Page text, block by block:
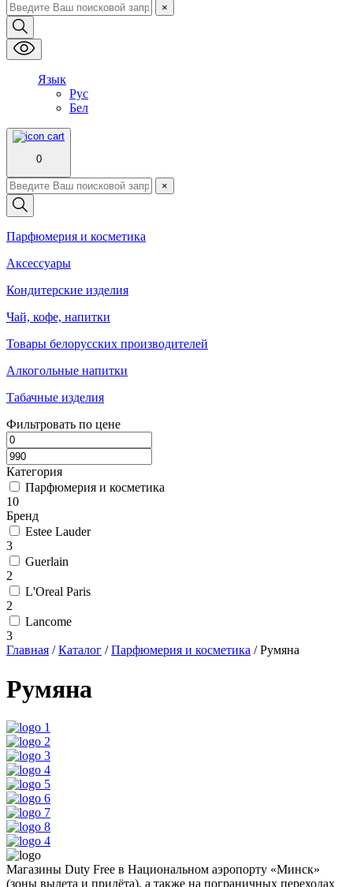
×
Язык
Рус
Бел
0
×
Парфюмерия и косметика
Аксессуары
Кондитерские изделия
Чай, кофе, напитки
Товары белорусских производителей
Алкогольные напитки
Табачные изделия
Фильтровать по цене
Категория
Парфюмерия и косметика
10
Бренд
Estee Lauder
3
Guerlain
2
L'Oreal Paris
2
Lancome
3
Главная /Каталог /Парфюмерия и косметика /Румяна
Румяна
Магазины Duty Free в Национальном аэропорту «Минск»
(зоны вылета и прилёта), а также на пограничных переходах